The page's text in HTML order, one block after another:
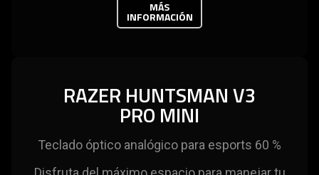
MÁS
INFORMACIÓN
RAZER HUNTSMAN V3
PRO MINI
Teclado óptico analógico para esports 60 %